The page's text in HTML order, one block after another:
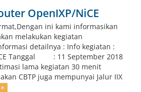
OpenIXP/NiCE
ini kami informasikan
melakukan kegiatan
detailnya : Info kegiatan :
Tanggal : 11 September 2018
lama kegiatan 30 menit
CBTP juga mempunyai Jalur IIX